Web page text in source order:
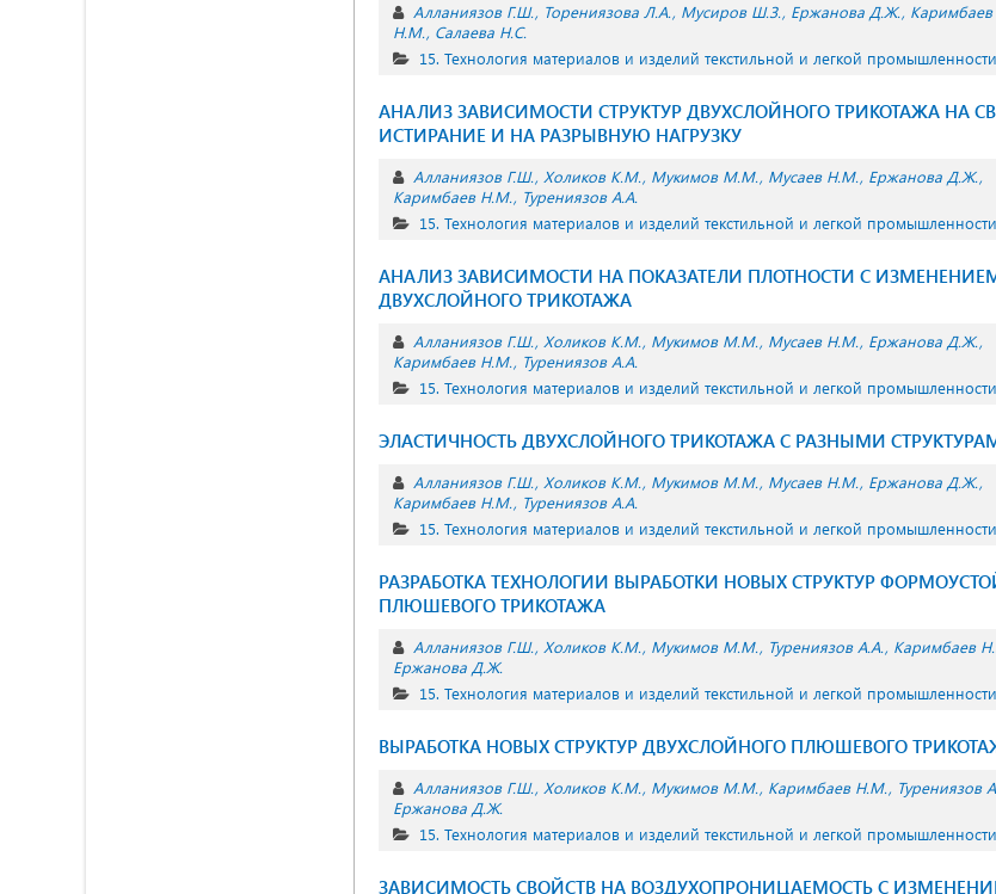
Алланиязов Г.Ш. Торениязова Л.А. Мусиров Ш.З. Ержанова Д.Ж. Каримбаев
Н.М. Салаева Н.С.
15. Технология материалов и изделий текстильной и легкой промышленности
АНАЛИЗ ЗАВИСИМОСТИ СТРУКТУР ДВУХСЛОЙНОГО ТРИКОТАЖА НА
ИСТИРАНИЕ И НА РАЗРЫВНУЮ НАГРУЗКУ
Алланиязов Г.Ш. Холиков К.М. Мукимов М.М. Мусаев Н.М. Ержанова Д.Ж.
Каримбаев Н.М.
Турениязов А.А.
15. Технология материалов и изделий текстильной и легкой промышленности
АНАЛИЗ ЗАВИСИМОСТИ НА ПОКАЗАТЕЛИ ПЛОТНОСТИ С
ДВУХСЛОЙНОГО ТРИКОТАЖА
Алланиязов Г.Ш. Холиков К.М. Мукимов М.М. Мусаев Н.М. Ержанова Д.Ж.
Каримбаев Н.М.
Турениязов А.А.
15. Технология материалов и изделий текстильной и легкой промышленности
ЭЛАСТИЧНОСТЬ ДВУХСЛОЙНОГО ТРИКОТАЖА С РАЗНЫМИ
Алланиязов Г.Ш. Холиков К.М. Мукимов М.М. Мусаев Н.М. Ержанова Д.Ж.
Каримбаев Н.М.
Турениязов А.А.
15. Технология материалов и изделий текстильной и легкой промышленности
РАЗРАБОТКА ТЕХНОЛОГИИ ВЫРАБОТКИ НОВЫХ СТРУКТУР
ПЛЮШЕВОГО ТРИКОТАЖА
Алланиязов Г.Ш. Холиков К.М. Мукимов М.М. Турениязов А.А. Каримбаев
Ержанова Д.Ж.
15. Технология материалов и изделий текстильной и легкой промышленности
ВЫРАБОТКА НОВЫХ СТРУКТУР ДВУХСЛОЙНОГО ПЛЮШЕВОГО
Алланиязов Г.Ш. Холиков К.М. Мукимов М.М. Каримбаев Н.М.
Турениязов
Ержанова Д.Ж.
15. Технология материалов и изделий текстильной и легкой промышленности
ЗАВИСИМОСТЬ СВОЙСТВ НА ВОЗДУХОПРОНИЦАЕМОСТЬ С